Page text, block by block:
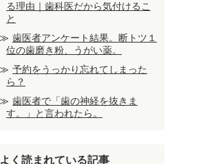
る理由｜歯科医だから気付けるこ
と
歯医者アンケート結果。断トツ１
位の歯磨き粉、うがい薬。
予約をうっかり忘れてしまった
ら？
歯医者で「歯の神経を抜きま
す。」と言われたら。
よく読まれている記事